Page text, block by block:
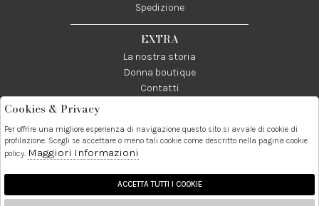
Spedizione
EXTRA
La nostra storia
Donna boutique
Contatti
Telefono:
089237858
Whatsapp:
3338855601
Contatti:
info@donna1981.it
Cookies & Privacy
Per offrire una migliore esperienza di navigazione questo sito si avvale di cookie di
profilazione. Scegli se accettare o meno tali cookie come descritto nella pagina cookie
policy. Maggiori Informazioni
ACCETTA TUTTI I COOKIE